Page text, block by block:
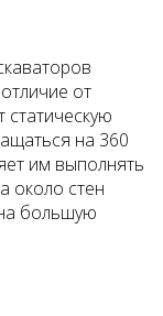
от
на 360
им выполнять
около стен
большую